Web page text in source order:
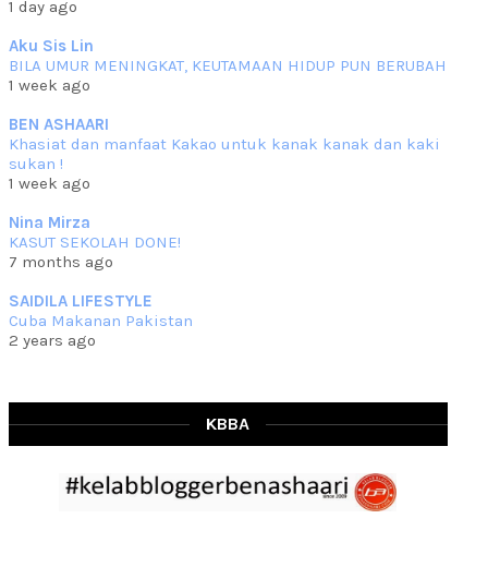
che mat ucapkan
Jun 30 2023
RESIPI KURMA AYAM MERAH
Assalammualaikum, salam semua. Hari ni 4 Zulhijjah 1444 Hijrah,
Jun 23 2023
RESIPI SAMBAL PARU
Assalammualaikum, salam sejahtera semua. Lama betul che mat tak
Jun 20 2023
RESIPI PISANG MUDA MASAK LEMAK
lemak ni che mat... read more
Mar 07 2023
RESIPI BAMIA KAMBING
Assalammualaikum, salam Ahad semua. Dah beberapa hari cuaca
asyik hujan saja di... read more
1 day ago
Aku Sis Lin
BILA UMUR MENINGKAT, KEUTAMAAN HIDUP PUN BERUBAH
1 week ago
BEN ASHAARI
Khasiat dan manfaat Kakao untuk kanak kanak dan kaki
sukan !
1 week ago
Nina Mirza
KASUT SEKOLAH DONE!
7 months ago
SAIDILA LIFESTYLE
Cuba Makanan Pakistan
2 years ago
KBBA